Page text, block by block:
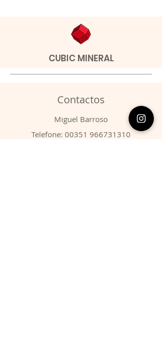
CUBIC MINERAL
Contactos
​Miguel Barroso
Telefone: 00351 966731310